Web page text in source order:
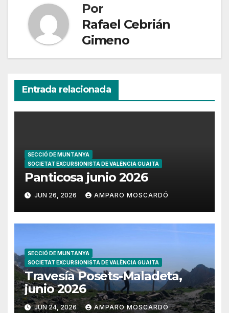
Por
Rafael Cebrián
Gimeno
Entrada relacionada
SECCIÓ DE MUNTANYA
SOCIETAT EXCURSIONISTA DE VALÈNCIA GUAITA
Panticosa junio 2026
JUN 26, 2026 AMPARO MOSCARDÓ
SECCIÓ DE MUNTANYA
SOCIETAT EXCURSIONISTA DE VALÈNCIA GUAITA
Travesía Posets-Maladeta,
junio 2026
JUN 24, 2026 AMPARO MOSCARDÓ